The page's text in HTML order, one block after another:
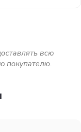
всю
покупателю.